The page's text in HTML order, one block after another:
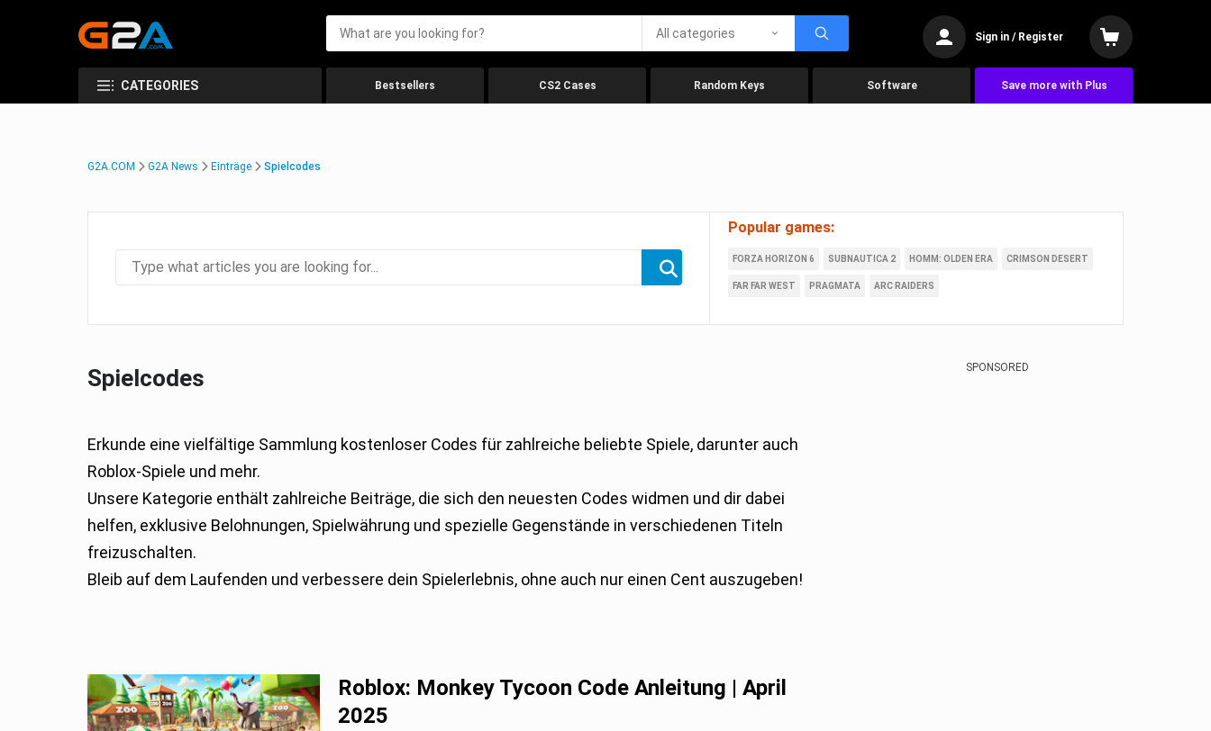
All categories Sign in / Register
CATEGORIES Bestsellers CS2 Cases Random Keys Software Save more with Plus
G2A.COM G2A News Einträge Spielcodes
Popular games:
FORZA HORIZON 6 SUBNAUTICA 2 HOMM: OLDEN ERA CRIMSON DESERT
FAR FAR WEST PRAGMATA ARC RAIDERS
Spielcodes
Erkunde eine vielfältige Sammlung kostenloser Codes für zahlreiche beliebte Spiele, darunter auch
Roblox-Spiele und mehr.
Unsere Kategorie enthält zahlreiche Beiträge, die sich den neuesten Codes widmen und dir dabei
helfen, exklusive Belohnungen, Spielwährung und spezielle Gegenstände in verschiedenen Titeln
freizuschalten.
Bleib auf dem Laufenden und verbessere dein Spielerlebnis, ohne auch nur einen Cent auszugeben!
Roblox: Monkey Tycoon Code Anleitung | April
2025
SPONSORED